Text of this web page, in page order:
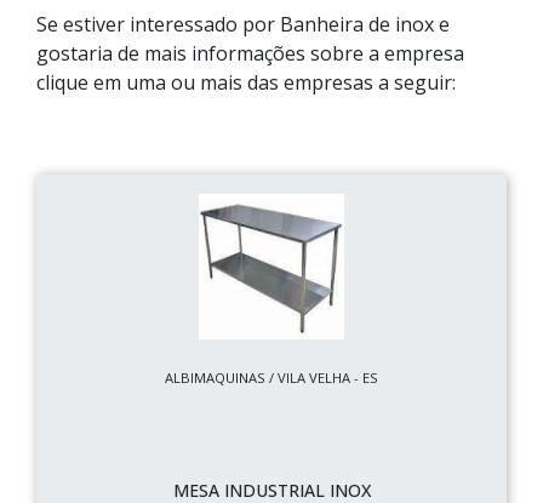
Se estiver interessado por Banheira de inox e
gostaria de mais informações sobre a empresa
clique em uma ou mais das empresas a seguir:
ALBIMAQUINAS / VILA VELHA - ES
MESA INDUSTRIAL INOX